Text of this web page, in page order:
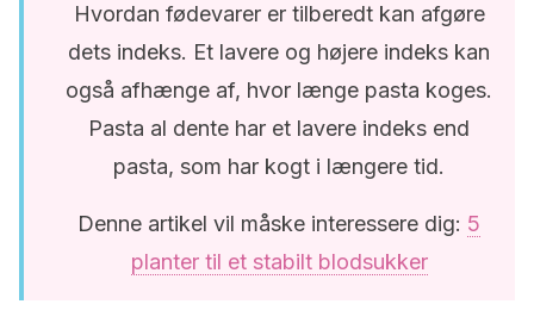
Hvordan fødevarer er tilberedt kan afgøre
dets indeks. Et lavere og højere indeks kan
også afhænge af, hvor længe pasta koges.
Pasta al dente har et lavere indeks end
pasta, som har kogt i længere tid.
Denne artikel vil måske interessere dig: 5
planter til et stabilt blodsukker